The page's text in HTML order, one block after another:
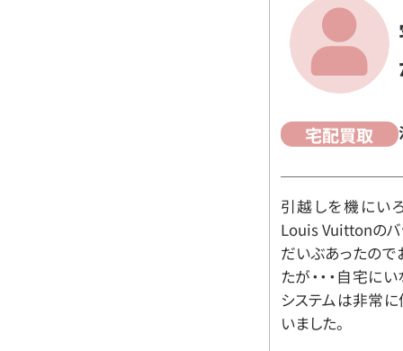
宅配買取
引越しを機にい
Louis Vuittonのバ
だいぶあったので
たが・・・自宅に
システムは非常に
いました。